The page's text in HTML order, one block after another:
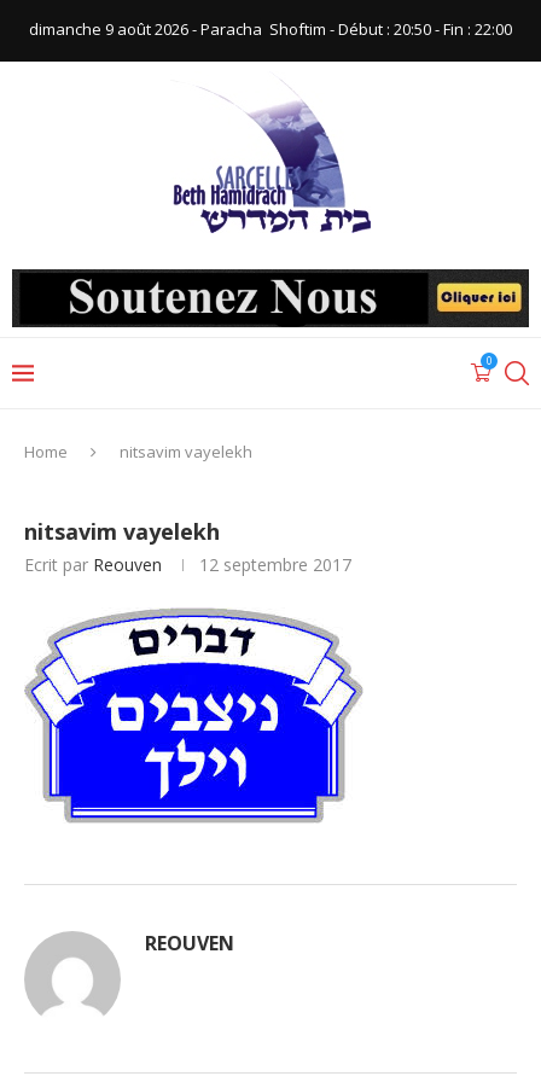
dimanche 9 août 2026 - Paracha ‪ Shoftim‬ - Début : 20:50‬ - Fin : ‪22:00‬
0
Home nitsavim vayelekh
nitsavim vayelekh
Ecrit par Reouven 12 septembre 2017
REOUVEN